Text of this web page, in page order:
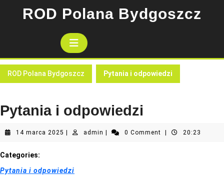
ROD Polana Bydgoszcz
Open
Button
ROD Polana Bydgoszcz Pytania i odpowiedzi
Pytania i odpowiedzi
14 marca 2025 14
admin admin 0 Comment 20:23
Categories:
Pytania i odpowiedzi